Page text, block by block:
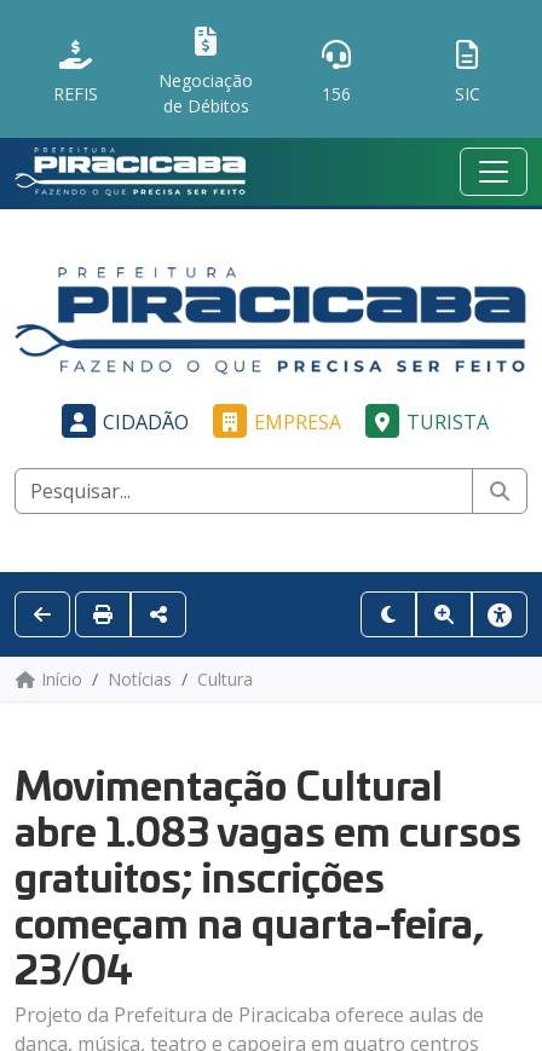
REFIS
Negociação
de Débitos
156 SIC
CIDADÃO EMPRESA TURISTA
Início Notícias Cultura
Movimentação Cultural
abre 1.083 vagas em cursos
gratuitos; inscrições
começam na quarta-feira,
23/04
Projeto da Prefeitura de Piracicaba oferece aulas de
dança, música, teatro e capoeira em quatro centros